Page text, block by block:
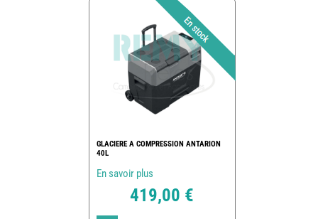
GLACIERE A COMPRESSION ANTARION
40L
En savoir plus
419,00 €